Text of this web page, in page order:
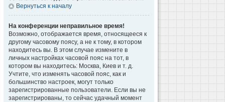
Вернуться к началу
На конференции неправильное время!
Возможно, отображается время, относящееся к
другому часовому поясу, а не к тому, в котором
находитесь вы. В этом случае измените в
личных настройках часовой пояс на тот, в
котором вы находитесь: Москва, Киев и т. д.
Учтите, что изменять часовой пояс, как и
большинство настроек, могут только
зарегистрированные пользователи. Если вы не
зарегистрированы, то сейчас удачный момент